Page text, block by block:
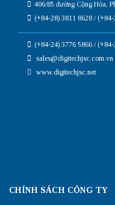
406/85 đường Cộng Hòa,
(+84-28) 3811 8628 /
(+84-24) 3776 5866 /
sales@digitechjsc.com.vn
www.digitechjsc.net
CHÍNH SÁCH CÔNG TY